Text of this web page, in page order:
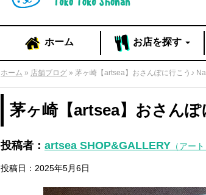
ホーム お店を探す
ホーム » 店舗ブログ » 茅ヶ崎【artsea】おさんぽに行こう♪
茅ヶ崎【artsea】おさんぽ
投稿者： artsea SHOP&GALLERY （アー
投稿日：2025年5月6日